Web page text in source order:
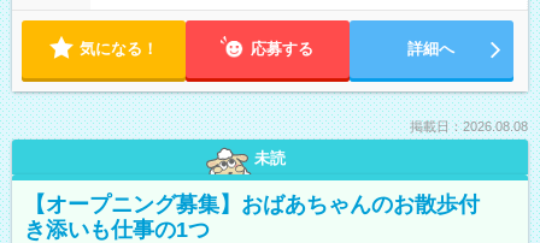
気になる！ 応募する 詳細へ
掲載日：2026.08.08
未読
【オープニング募集】おばあちゃんのお散歩付
き添いも仕事の1つ